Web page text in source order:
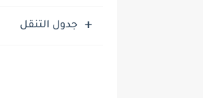
جدول التنقل